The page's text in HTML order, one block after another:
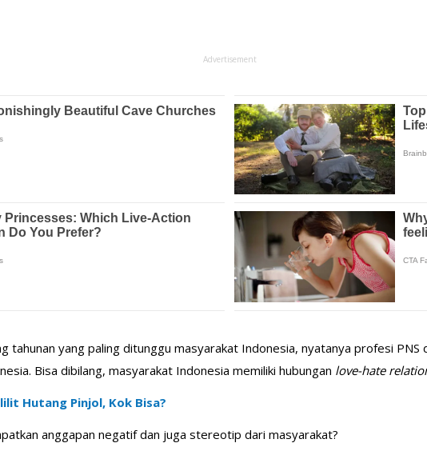
Advertisement
tahunan yang paling ditunggu masyarakat Indonesia, nyatanya profesi
Bisa dibilang, masyarakat Indonesia memiliki hubungan love-hate
Hutang Pinjol, Kok Bisa?
anggapan negatif dan juga stereotip dari masyarakat?